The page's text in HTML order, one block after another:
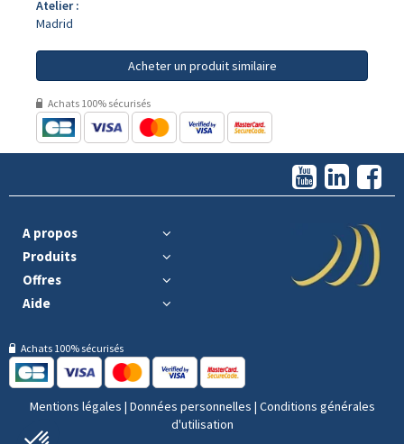
Atelier :
Madrid
Acheter un produit similaire
Achats 100% sécurisés
A propos
Produits
Offres
Aide
Achats 100% sécurisés
Mentions légales | Données personnelles | Conditions générales
d'utilisation